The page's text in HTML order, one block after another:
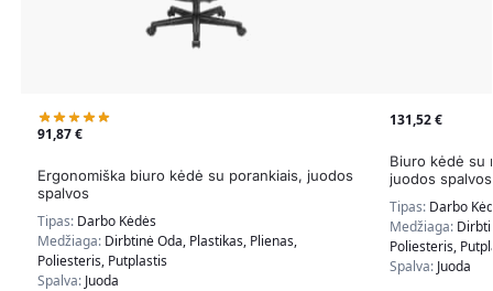
91,87€
Ergonomiška biuro kėdė su porankiais, juodos
spalvos
Tipas: Darbo Kėdės
Medžiaga: Dirbtinė Oda, Plastikas, Plienas,
Poliesteris, Putplastis
Spalva: Juoda
131,52€
Biuro kėdė su
juodos spalvos
Tipas: Darbo
Medžiaga:
Poliesteris,
Spalva: Juoda